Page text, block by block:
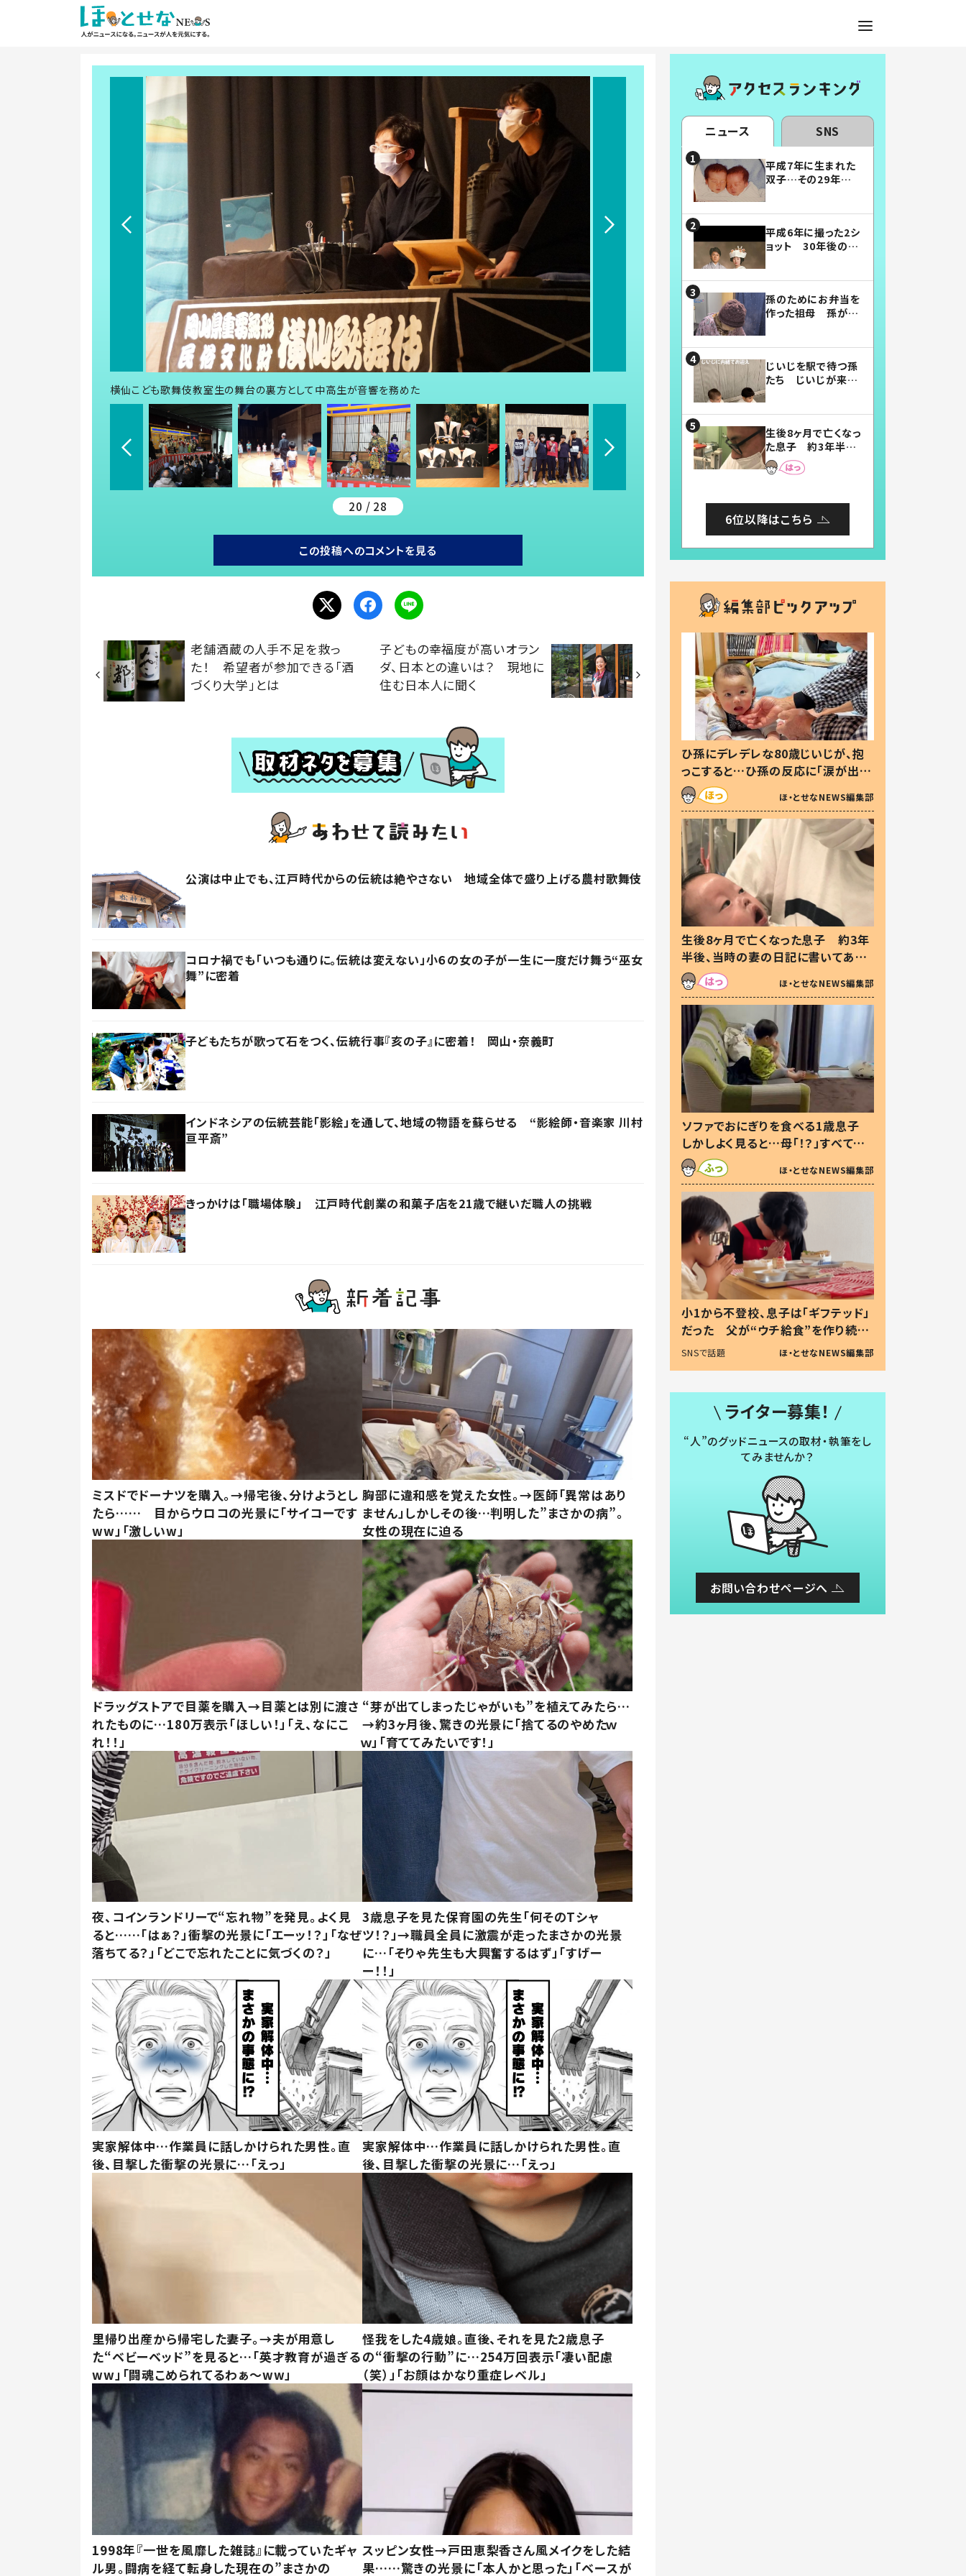
横仙こども歌舞伎教室生の舞台の裏方として中高生が音響を務めた
20 / 28
この投稿へのコメントを見る
老舗酒蔵の人手不足を救っ
た！ 希望者が参加できる「酒
づくり大学」とは
子どもの幸福度が高いオラン
ダ、日本との違いは？ 現地に
住む日本人に聞く
公演は中止でも、江戸時代からの伝統は絶やさない 地域全体で盛り上げる農村歌舞伎
コロナ禍でも「いつも通りに。伝統は変えない」小６の女の子が一生に一度だけ舞う“巫女
舞”に密着
子どもたちが歌って石をつく、伝統行事『亥の子』に密着！ 岡山・奈義町
インドネシアの伝統芸能「影絵」を通して、地域の物語を蘇らせる “影絵師・音楽家 川村
亘平斎”
きっかけは「職場体験」 江戸時代創業の和菓子店を21歳で継いだ職人の挑戦
ミスドでドーナツを購入。→帰宅後、分けようとし
たら…… 目からウロコの光景に「サイコーです
ww」「激しいw」
胸部に違和感を覚えた女性。→医師「異常はあり
ません」しかしその後…判明した”まさかの病”。
女性の現在に迫る
ドラッグストアで目薬を購入→目薬とは別に渡さ
れたものに…180万表示「ほしい！」「え、なにこ
れ！！」
“芽が出てしまったじゃがいも”を植えてみたら…
→約3ヶ月後、驚きの光景に「捨てるのやめたｗ
ｗ」「育ててみたいです！」
夜、コインランドリーで“忘れ物”を発見。よく見
ると……「はぁ？」衝撃の光景に「エーッ！？」「なぜ
落ちてる？」「どこで忘れたことに気づくの？」
3歳息子を見た保育園の先生「何そのTシャ
ツ！？」→職員全員に激震が走ったまさかの光景
に…「そりゃ先生も大興奮するはず」「すげー
ー！！」
実家解体中…作業員に話しかけられた男性。直
後、目撃した衝撃の光景に…「えっ」
実家解体中…作業員に話しかけられた男性。直
後、目撃した衝撃の光景に…「えっ」
里帰り出産から帰宅した妻子。→夫が用意し
た“ベビーベッド”を見ると…「英才教育が過ぎる
ww」「闘魂こめられてるわぁ～ww」
怪我をした4歳娘。直後、それを見た2歳息子
の“衝撃の行動”に…254万回表示「凄い配慮
（笑）」「お顔はかなり重症レベル」
1998年『一世を風靡した雑誌』に載っていたギャ
ル男。闘病を経て転身した現在の”まさかの
スッピン女性→戸田恵梨香さん風メイクをした結
果……驚きの光景に「本人かと思った」「ベースが
ニュース SNS
平成7年に生まれた
双子…その29年後
平成6年に撮った2シ
ョット 30年後の姿
孫のためにお弁当を
作った祖母 孫が絶
じいじを駅で待つ孫
たち じいじが来た
まらない」「幸せにな
れる」
生後8ヶ月で亡くなっ
た息子 約3年半
後、当時の妻の日記
に書いてあった本音
6位以降はこちら
ひ孫にデレデレな80歳じいじが、抱
っこすると…ひ孫の反応に「涙が出ま
した」「可愛くて仕方ない」
ほ・とせなNEWS編集部
生後8ヶ月で亡くなった息子 約3年
半後、当時の妻の日記に書いてあっ
た本音とは
ほ・とせなNEWS編集部
ソファでおにぎりを食べる1歳息子
しかしよく見ると…母「！？」すべてを
察した母の投稿に「可愛いから許
す！」「現行犯〜」
ほ・とせなNEWS編集部
小1から不登校、息子は「ギフテッド」
だった 父が“ウチ給食”を作り続け
る理由とは #令和の親 #令和の子
SNSで話題 ほ・とせなNEWS編集部
ライター募集！
“人”のグッドニュースの取材・執筆をし
てみませんか？
お問い合わせページへ